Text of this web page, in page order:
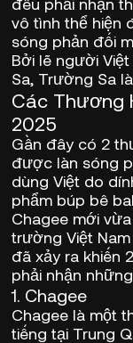
vô tình thể hiện
sóng phản đối
Bởi lẽ người
Sa, Trường Sa
Các Thương
2025
Gần đây có 2
được làn sóng
dùng Việt do
phẩm búp bê
Chagee mới
trường Việt
đã xảy ra khiến
phải nhận
1. Chagee
Chagee là một
tiếng tại Trung